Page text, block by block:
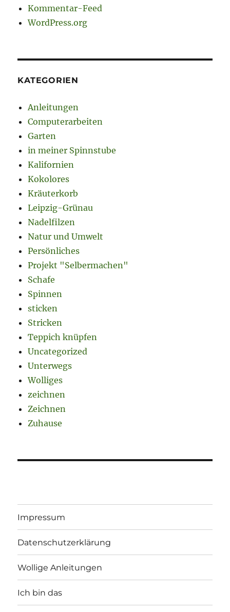
Kommentar-Feed
WordPress.org
KATEGORIEN
Anleitungen
Computerarbeiten
Garten
in meiner Spinnstube
Kalifornien
Kokolores
Kräuterkorb
Leipzig-Grünau
Nadelfilzen
Natur und Umwelt
Persönliches
Projekt "Selbermachen"
Schafe
Spinnen
sticken
Stricken
Teppich knüpfen
Uncategorized
Unterwegs
Wolliges
zeichnen
Zeichnen
Zuhause
Impressum
Datenschutzerklärung
Wollige Anleitungen
Ich bin das